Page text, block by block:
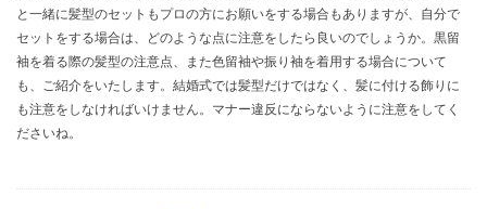
と一緒に髪型のセットもプロの方にお願いをする場合もありますが、自分で
セットをする場合は、どのような点に注意をしたら良いのでしょうか。黒留
袖を着る際の髪型の注意点、また色留袖や振り袖を着用する場合について
も、ご紹介をいたします。結婚式では髪型だけではなく、髪に付ける飾りに
も注意をしなければいけません。マナー違反にならないように注意をしてく
ださいね。